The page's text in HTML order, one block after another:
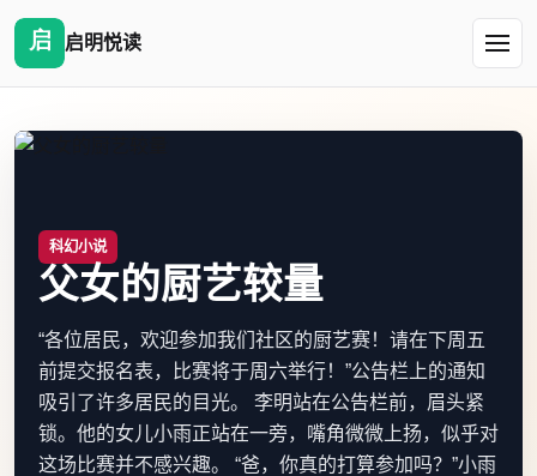
启明悦读
科幻小说
父女的厨艺较量
“各位居民，欢迎参加我们社区的厨艺赛！请在下周五
前提交报名表，比赛将于周六举行！”公告栏上的通知
吸引了许多居民的目光。 李明站在公告栏前，眉头紧
锁。他的女儿小雨正站在一旁，嘴角微微上扬，似乎对
这场比赛并不感兴趣。 “爸，你真的打算参加吗？”小雨